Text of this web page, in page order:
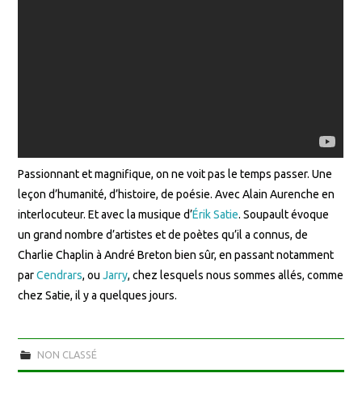
Passionnant et magnifique, on ne voit pas le temps passer. Une
leçon d’humanité, d’histoire, de poésie. Avec Alain Aurenche en
interlocuteur. Et avec la musique d’Érik Satie. Soupault évoque
un grand nombre d’artistes et de poètes qu’il a connus, de
Charlie Chaplin à André Breton bien sûr, en passant notamment
parCendrars, ouJarry, chez lesquels nous sommes allés, comme
chez Satie, il y a quelques jours.
NON CLASSÉ